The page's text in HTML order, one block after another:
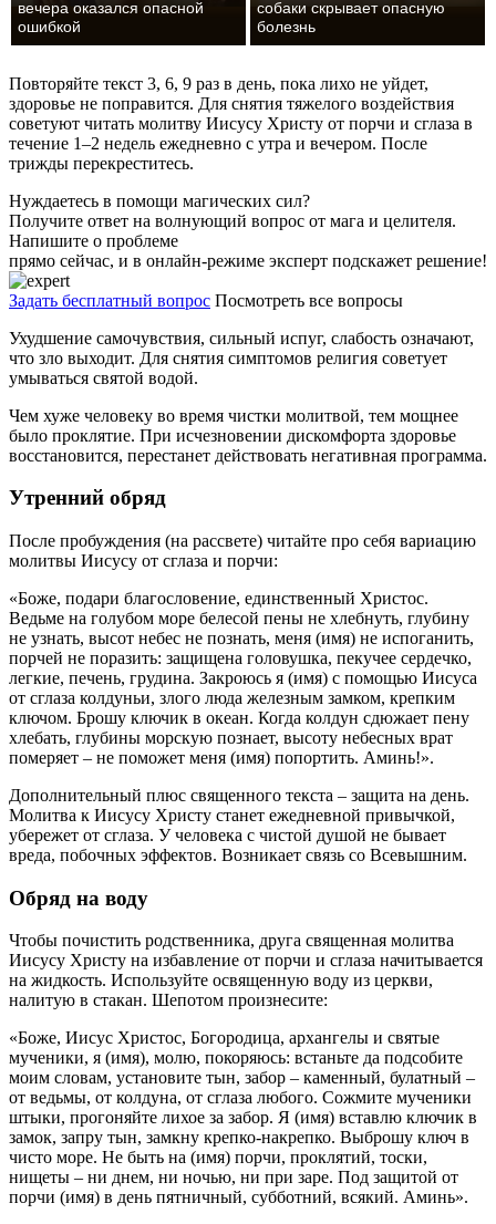
вечера оказался опасной
ошибкой
собаки скрывает опасную
болезнь
Повторяйте текст 3, 6, 9 раз в день, пока лихо не уйдет,
здоровье не поправится. Для снятия тяжелого воздействия
советуют читать молитву Иисусу Христу от порчи и сглаза в
течение 1–2 недель ежедневно с утра и вечером. После
трижды перекреститесь.
Нуждаетесь в помощи магических сил?
Получите ответ на волнующий вопрос от мага и целителя.
Напишите о проблеме
прямо сейчас, и в онлайн-режиме эксперт подскажет решение!
Задать бесплатный вопрос Посмотреть все вопросы
Ухудшение самочувствия, сильный испуг, слабость означают,
что зло выходит. Для снятия симптомов религия советует
умываться святой водой.
Чем хуже человеку во время чистки молитвой, тем мощнее
было проклятие. При исчезновении дискомфорта здоровье
восстановится, перестанет действовать негативная программа.
Утренний обряд
После пробуждения (на рассвете) читайте про себя вариацию
молитвы Иисусу от сглаза и порчи:
«Боже, подари благословение, единственный Христос.
Ведьме на голубом море белесой пены не хлебнуть, глубину
не узнать, высот небес не познать, меня (имя) не испоганить,
порчей не поразить: защищена головушка, пекучее сердечко,
легкие, печень, грудина. Закроюсь я (имя) с помощью Иисуса
от сглаза колдуньи, злого люда железным замком, крепким
ключом. Брошу ключик в океан. Когда колдун сдюжает пену
хлебать, глубины морскую познает, высоту небесных врат
померяет – не поможет меня (имя) попортить. Аминь!».
Дополнительный плюс священного текста – защита на день.
Молитва к Иисусу Христу станет ежедневной привычкой,
убережет от сглаза. У человека с чистой душой не бывает
вреда, побочных эффектов. Возникает связь со Всевышним.
Обряд на воду
Чтобы почистить родственника, друга священная молитва
Иисусу Христу на избавление от порчи и сглаза начитывается
на жидкость. Используйте освященную воду из церкви,
налитую в стакан. Шепотом произнесите:
«Боже, Иисус Христос, Богородица, архангелы и святые
мученики, я (имя), молю, покоряюсь: встаньте да подсобите
моим словам, установите тын, забор – каменный, булатный –
от ведьмы, от колдуна, от сглаза любого. Сожмите мученики
штыки, прогоняйте лихое за забор. Я (имя) вставлю ключик в
замок, запру тын, замкну крепко-накрепко. Выброшу ключ в
чисто море. Не быть на (имя) порчи, проклятий, тоски,
нищеты – ни днем, ни ночью, ни при заре. Под защитой от
порчи (имя) в день пятничный, субботний, всякий. Аминь».